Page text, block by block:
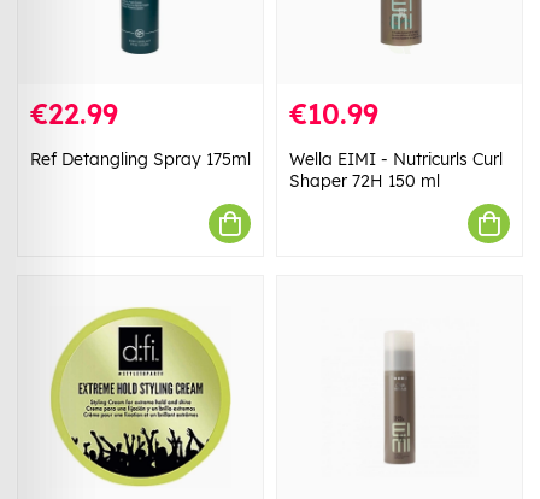
€22.99
Ref Detangling Spray 175ml
€10.99
Wella EIMI - Nutricurls Curl
Shaper 72H 150 ml